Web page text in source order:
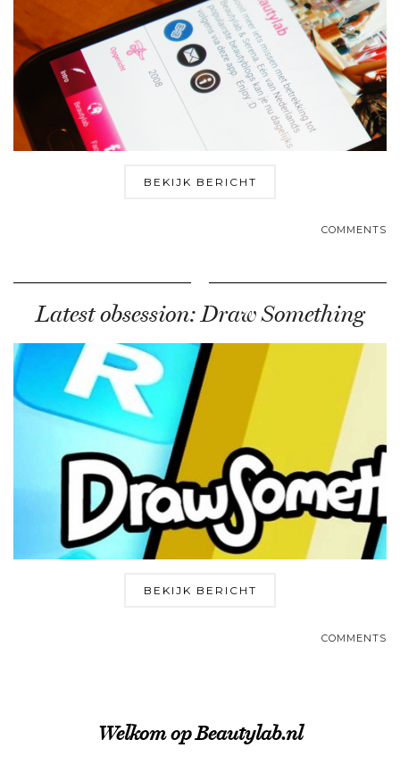
BEKIJK BERICHT
COMMENTS
Latest obsession: Draw Something
BEKIJK BERICHT
COMMENTS
Welkom op Beautylab.nl